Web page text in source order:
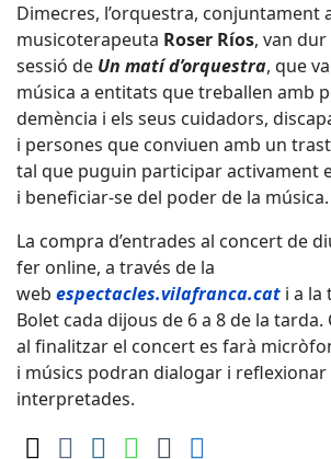
Dimecres, l’orquestra, conjuntament
musicoterapeuta Roser Ríos, van
sessió de Un matí d’orquestra, que
música a entitats que treballen amb
demència i els seus cuidadors,
i persones que conviuen amb un
tal que puguin participar activament
i beneficiar-se del poder de la música.
La compra d’entrades al concert de
fer online, a través de la
web espectacles.vilafranca.cat i a la
Bolet cada dijous de 6 a 8 de la tarda.
al finalitzar el concert es farà
i músics podran dialogar i reflexionar
interpretades.